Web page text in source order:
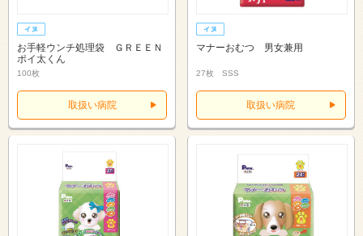
お手軽ウンチ処理袋 ＧＲＥＥＮ
ポイ太くん
100枚
取扱い病院
マナーおむつ 男女兼用
27枚 SSS
取扱い病院